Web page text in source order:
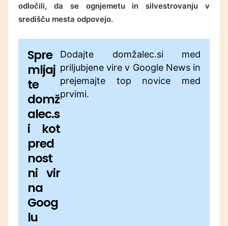
odločili, da se ognjemetu in silvestrovanju v
središču mesta odpovejo.
Spre
mljaj
te
domž
alec.s
i kot
pred
nost
ni vir
na
Goog
lu
Dodajte domžalec.si med
priljubjene vire v Google News in
prejemajte top novice med
prvimi.